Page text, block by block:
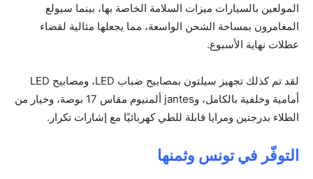
المولعين بالسيارات ميزات السلامة الخاصة بها، بينما سيولع
المغامرون بمساحة الشحن الواسعة، مما يجعلها مثالية لقضاء
عطلات نهاية الأسبوع.
لقد تم كذلك تجهيز سيلتون بمصابيح ضباب LED، ومصابيح LED
أمامية وخلفية بالكامل، وjantes ألمنيوم مقاس 17 بوصة، وخيار من
الطلاء بدرجتين ومرايا قابلة للطي كهربائيًا مع إشارات تكرار.
التوفّر في تونس وثمنها